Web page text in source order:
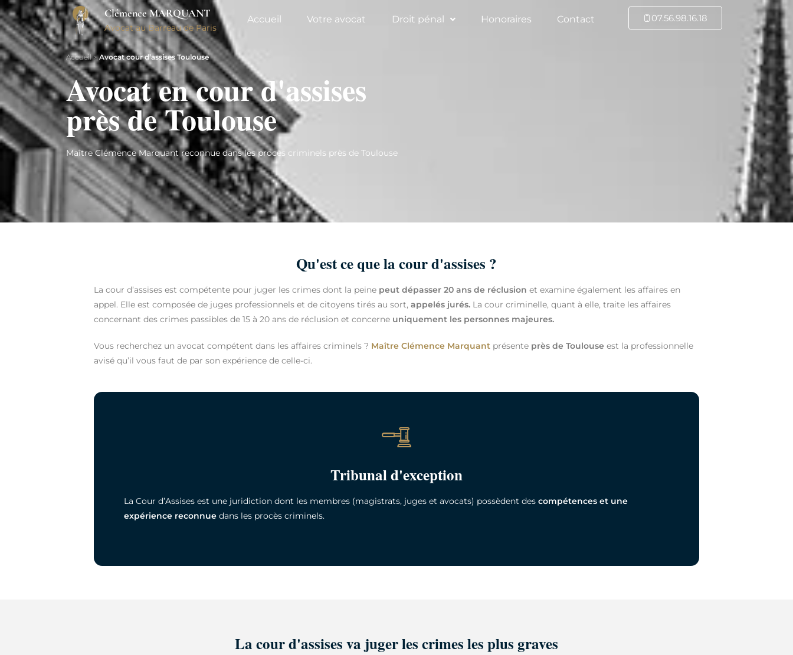
Clémence MARQUANT
Avocat au Barreau de Paris
Accueil Votre avocat Droit pénal Honoraires Contact 07.56.98.16.18
Accueil>Avocat cour d’assises Toulouse
Avocat en cour d'assises
près de Toulouse
Maître Clémence Marquant reconnue dans les procès criminels près de Toulouse
Qu'est ce que la cour d'assises ?
La cour d’assises est compétente pour juger les crimes dont la peine peut dépasser 20 ans de réclusion et examine également les affaires en
appel. Elle est composée de juges professionnels et de citoyens tirés au sort, appelés jurés. La cour criminelle, quant à elle, traite les affaires
concernant des crimes passibles de 15 à 20 ans de réclusion et concerne uniquement les personnes majeures.
Vous recherchez un avocat compétent dans les affaires criminels ? Maître Clémence Marquant présente près de Toulouse est la professionnelle
avisé qu’il vous faut de par son expérience de celle-ci.
Tribunal d'exception
La Cour d’Assises est une juridiction dont les membres (magistrats, juges et avocats) possèdent descompétences et une
expérience reconnue dans les procès criminels.
La cour d'assises va juger les crimes les plus graves